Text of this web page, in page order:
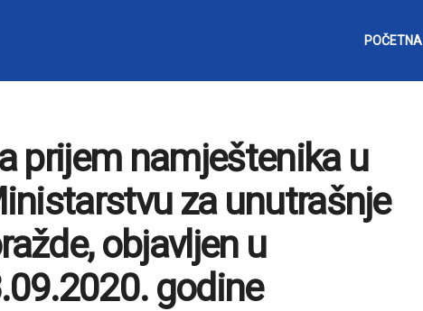
POČETNA
prijem namještenika u
za unutrašnje
objavljen u
godine